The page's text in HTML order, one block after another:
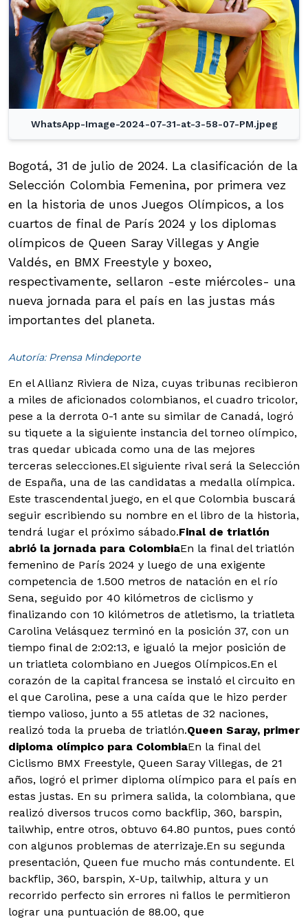
WhatsApp-Image-2024-07-31-at-3-58-07-PM.jpeg
Bogotá, 31 de julio de 2024. La clasificación de la
Selección Colombia Femenina, por primera vez
en la historia de unos Juegos Olímpicos, a los
cuartos de final de París 2024 y los diplomas
olímpicos de Queen Saray Villegas y Angie
Valdés, en BMX Freestyle y boxeo,
respectivamente, sellaron -este miércoles- una
nueva jornada para el país en las justas más
importantes del planeta.
Autoría: Prensa Mindeporte
En el Allianz Riviera de Niza, cuyas tribunas recibieron
a miles de aficionados colombianos, el cuadro tricolor,
pese a la derrota 0-1 ante su similar de Canadá, logró
su tiquete a la siguiente instancia del torneo olímpico,
tras quedar ubicada como una de las mejores
terceras selecciones.El siguiente rival será la Selección
de España, una de las candidatas a medalla olímpica.
Este trascendental juego, en el que Colombia buscará
seguir escribiendo su nombre en el libro de la historia,
tendrá lugar el próximo sábado.Final de triatlón
abrió la jornada para ColombiaEn la final del triatlón
femenino de París 2024 y luego de una exigente
competencia de 1.500 metros de natación en el río
Sena, seguido por 40 kilómetros de ciclismo y
finalizando con 10 kilómetros de atletismo, la triatleta
Carolina Velásquez terminó en la posición 37, con un
tiempo final de 2:02:13, e igualó la mejor posición de
un triatleta colombiano en Juegos Olímpicos.En el
corazón de la capital francesa se instaló el circuito en
el que Carolina, pese a una caída que le hizo perder
tiempo valioso, junto a 55 atletas de 32 naciones,
realizó toda la prueba de triatlón.Queen Saray, primer
diploma olímpico para ColombiaEn la final del
Ciclismo BMX Freestyle, Queen Saray Villegas, de 21
años, logró el primer diploma olímpico para el país en
estas justas. En su primera salida, la colombiana, que
realizó diversos trucos como backflip, 360, barspin,
tailwhip, entre otros, obtuvo 64.80 puntos, pues contó
con algunos problemas de aterrizaje.En su segunda
presentación, Queen fue mucho más contundente. El
backflip, 360, barspin, X-Up, tailwhip, altura y un
recorrido perfecto sin errores ni fallos le permitieron
lograr una puntuación de 88.00, que